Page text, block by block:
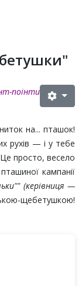
поінти
на... пташок!
рухів — і у тебе
просто, весело
кампанії
(керівниця —
щебетушкою!